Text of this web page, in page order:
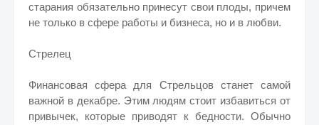
старания обязательно принесут свои плоды, причем
не только в сфере работы и бизнеса, но и в любви.
Стрелец
Финансовая сфера для Стрельцов станет самой
важной в декабре. Этим людям стоит избавиться от
привычек, которые приводят к бедности. Обычно